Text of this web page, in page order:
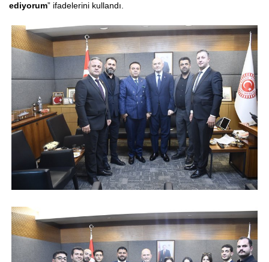
ediyorum” ifadelerini kullandı.